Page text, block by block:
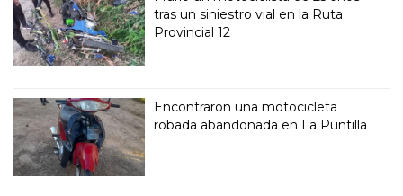
tras un siniestro vial en la Ruta
Provincial 12
Encontraron una motocicleta
robada abandonada en La Puntilla